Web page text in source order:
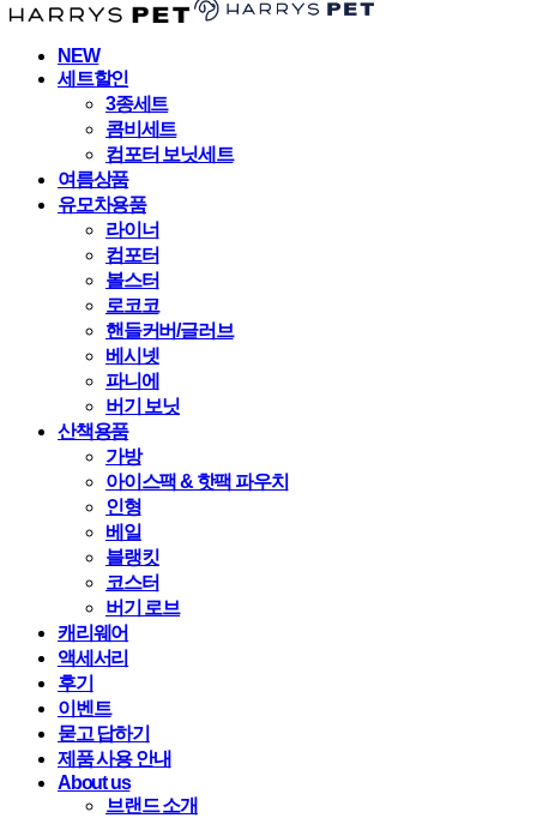
NEW
세트할인
3종세트
콤비세트
컴포터 보닛세트
여름상품
유모차용품
라이너
컴포터
볼스터
로코코
핸들커버/글러브
베시넷
파니에
버기 보닛
산책용품
가방
아이스팩 & 핫팩 파우치
인형
베일
블랭킷
코스터
버기 로브
캐리웨어
액세서리
후기
이벤트
묻고 답하기
제품 사용 안내
About us
브랜드 소개